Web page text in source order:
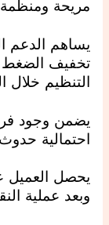
مريحة ومنظمة
يساهم الدعم
تخفيف الضغط
التنظيم خلال
يضمن وجود
احتمالية
يحصل العميل
وبعد عملية